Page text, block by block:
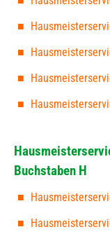
Buchstaben H